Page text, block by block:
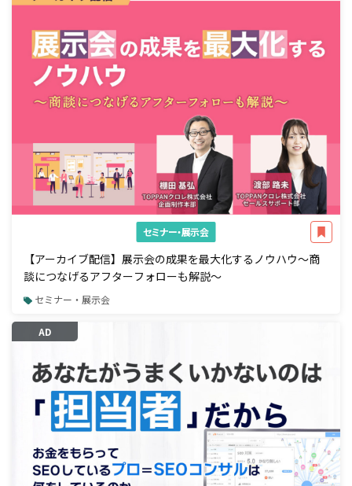
セミナー・展示会
【アーカイブ配信】展示会の成果を最大化するノウハウ～商
談につなげるアフターフォローも解説～
セミナー・展示会
AD